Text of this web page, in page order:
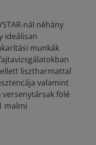
nál néhány
ideálisan
munkák
lisztharmattal
valamint
fölé
malmi